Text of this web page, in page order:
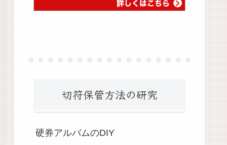
切符保管方法の研究
硬券アルバムのDIY